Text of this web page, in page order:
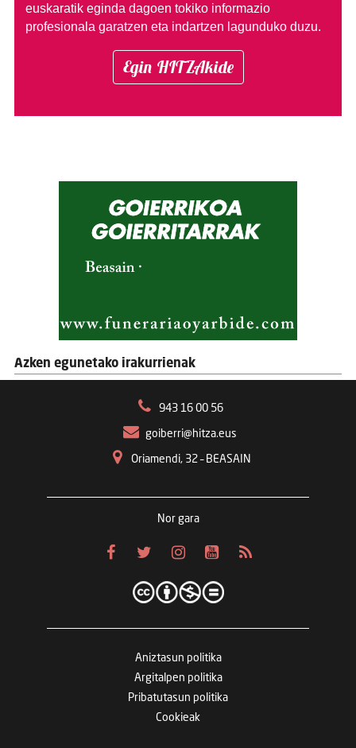
euskaratik eginda dagoen tokiko informazio
profesionala garatzen eta indartzen lagunduko duzu.
Egin HITZAkide
Azken egunetako irakurrienak
943 16 00 56
goiberri@hitza.eus
Oriamendi, 32 – BEASAIN
Nor gara
Aniztasun politika
Argitalpen politika
Pribatutasun politika
Cookieak